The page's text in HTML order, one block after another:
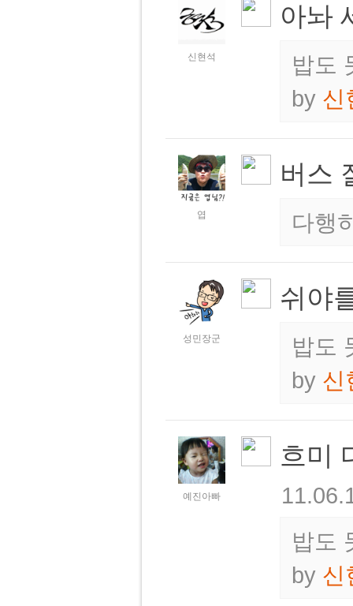
신현석
아놔
밥도
by 신
엽
버스
다행
성민장군
쉬야
밥도
by 신
예진아빠
흐미
밥도
by 신